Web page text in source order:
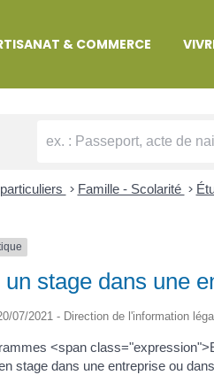
& COMMERCE
> Famille - Scolarité >
un stage dans une
07/2021 - Direction de l'information
<span
stage dans une entreprise ou